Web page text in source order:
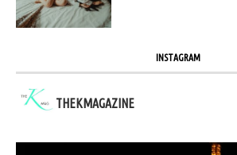
INSTAGRAM
THEKMAGAZINE